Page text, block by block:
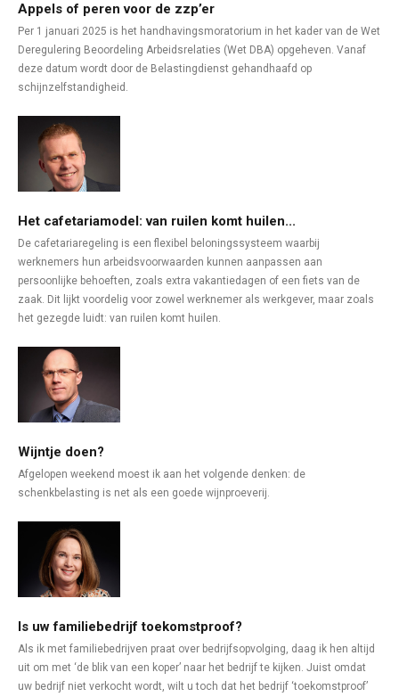
Appels of peren voor de zzp’er
Per 1 januari 2025 is het handhavingsmoratorium in het kader van de Wet
Deregulering Beoordeling Arbeidsrelaties (Wet DBA) opgeheven. Vanaf
deze datum wordt door de Belastingdienst gehandhaafd op
schijnzelfstandigheid.
Het cafetariamodel: van ruilen komt huilen...
De cafetariaregeling is een flexibel beloningssysteem waarbij
werknemers hun arbeidsvoorwaarden kunnen aanpassen aan
persoonlijke behoeften, zoals extra vakantiedagen of een fiets van de
zaak. Dit lijkt voordelig voor zowel werknemer als werkgever, maar zoals
het gezegde luidt: van ruilen komt huilen.
Wijntje doen?
Afgelopen weekend moest ik aan het volgende denken: de
schenkbelasting is net als een goede wijnproeverij.
Is uw familiebedrijf toekomstproof?
Als ik met familiebedrijven praat over bedrijfsopvolging, daag ik hen altijd
uit om met ‘de blik van een koper’ naar het bedrijf te kijken. Juist omdat
uw bedrijf niet verkocht wordt, wilt u toch dat het bedrijf ‘toekomstproof’